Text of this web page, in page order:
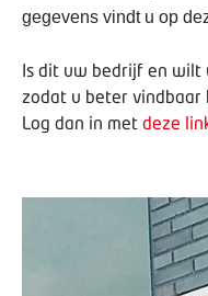
gegevens vindt u op
Is dit uw bedrijf en wilt
zodat u beter vindbaar
Log dan in met deze